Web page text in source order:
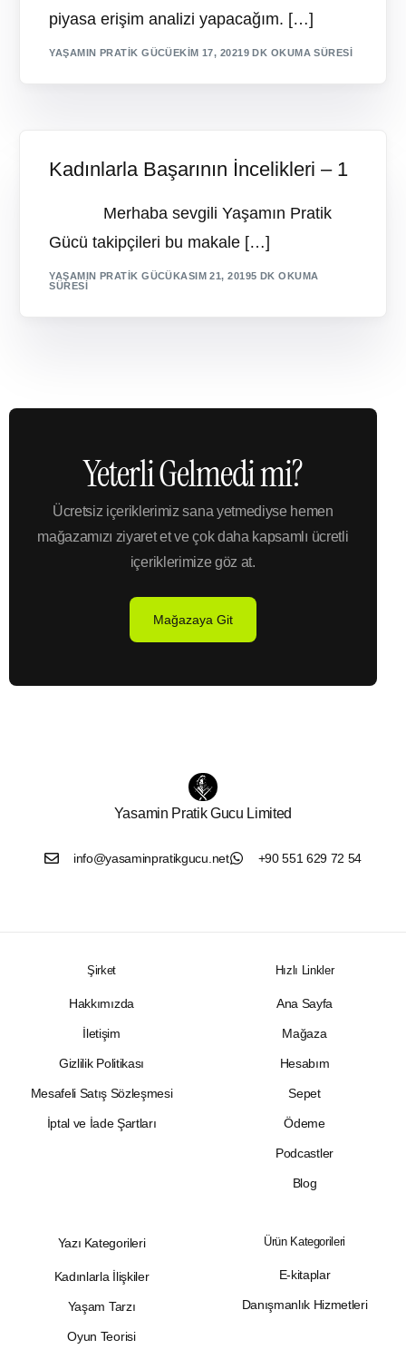
piyasa erişim analizi yapacağım. […]
YAŞAMIN PRATIK GÜCÜEKIM 17, 20219 DK OKUMA SÜRESI
Kadınlarla Başarının İncelikleri – 1
Merhaba sevgili Yaşamın Pratik
Gücü takipçileri bu makale […]
YAŞAMIN PRATIK GÜCÜKASIM 21, 20195 DK OKUMA
SÜRESI
Yeterli Gelmedi mi?
Ücretsiz içeriklerimiz sana yetmediyse hemen
mağazamızı ziyaret et ve çok daha kapsamlı ücretli
içeriklerimize göz at.
Mağazaya Git
Yasamin Pratik Gucu Limited
info@yasaminpratikgucu.net +90 551 629 72 54
Şirket
Hakkımızda
İletişim
Gizlilik Politikası
Mesafeli Satış Sözleşmesi
İptal ve İade Şartları
Hızlı Linkler
Ana Sayfa
Mağaza
Hesabım
Sepet
Ödeme
Podcastler
Blog
Yazı Kategorileri
Kadınlarla İlişkiler
Yaşam Tarzı
Oyun Teorisi
Ürün Kategorileri
E-kitaplar
Danışmanlık Hizmetleri